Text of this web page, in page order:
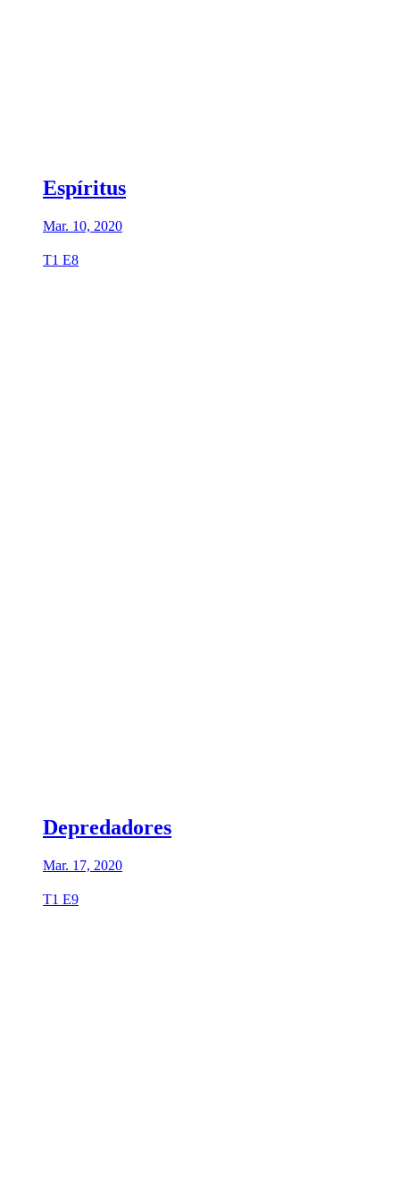
Espíritus
Mar. 10, 2020
T1 E8
Depredadores
Mar. 17, 2020
T1 E9